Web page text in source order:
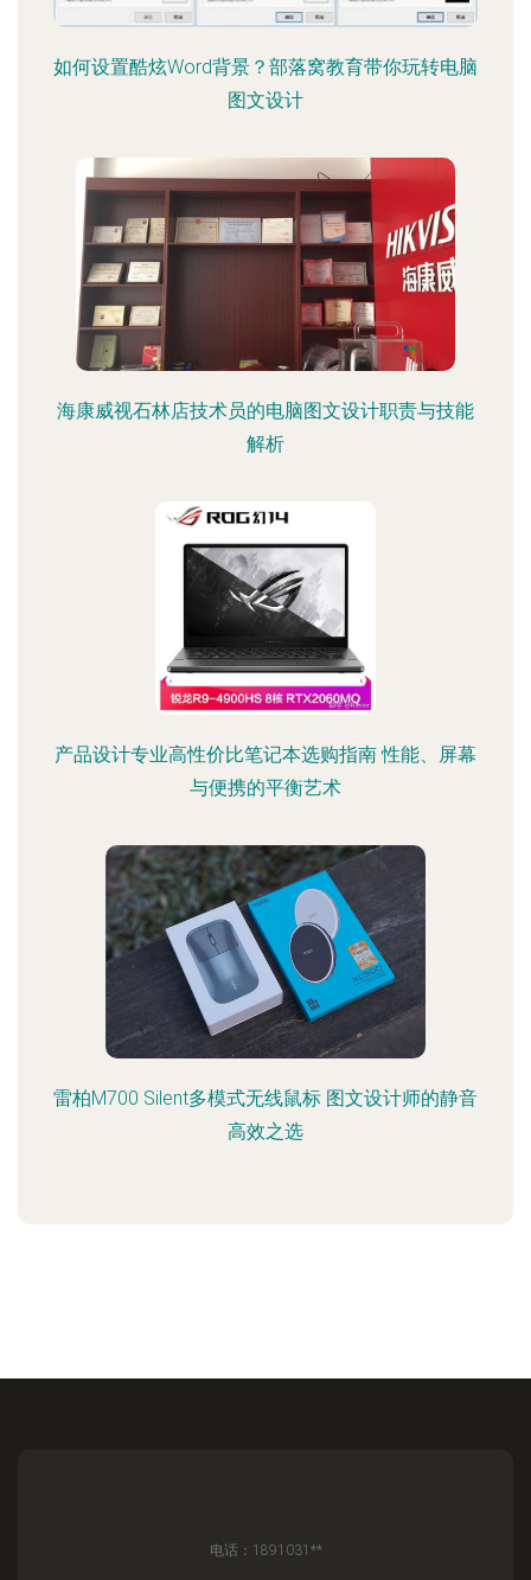
如何设置酷炫Word背景？部落窝教育带你玩转电脑
图文设计
海康威视石林店技术员的电脑图文设计职责与技能
解析
产品设计专业高性价比笔记本选购指南 性能、屏幕
与便携的平衡艺术
雷柏M700 Silent多模式无线鼠标 图文设计师的静音
高效之选
电话：1891031**